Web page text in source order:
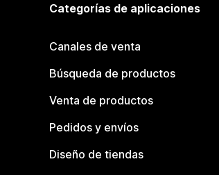
Categorías de aplicaciones
Canales de venta
Búsqueda de productos
Venta de productos
Pedidos y envíos
Diseño de tiendas